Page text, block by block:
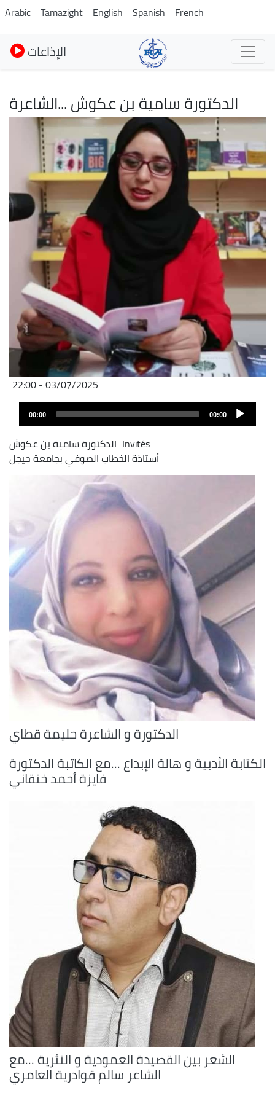
Skip
to
main
content
Arabic Tamazight English Spanish French
الإذاعات
الدكتورة سامية بن عكوش ...الشاعرة
Image
03/07/2025 - 22:00
00:00
00:00
Invités الدكتورة سامية بن عكوش
أستاذة الخطاب الصوفي بجامعة جيجل
الدكتورة و الشاعرة حليمة قطاي
الكتابة الأدبية و هالة الإبداع ...مع الكاتبة الدكتورة
فايزة أحمد خنقاني
الشعر بين القصيدة العمودية و النثرية ...مع
الشاعر سالم قوادرية العامري